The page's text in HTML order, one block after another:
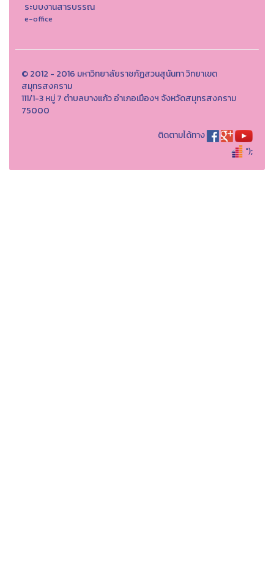
ระบบงานสารบรรณ
e-office
© 2012 - 2016 มหาวิทยาลัยราชภัฏสวนสุนันทา วิทยาเขต
สมุทรสงคราม
111/1-3 หมู่ 7 ตำบลบางแก้ว อำเภอเมืองฯ จังหวัดสมุทรสงคราม
75000
ติดตามได้ทาง
");